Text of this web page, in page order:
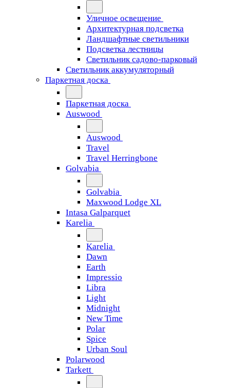
Уличное освещение
Архитектурная подсветка
Ландшафтные светильники
Подсветка лестницы
Светильник садово-парковый
Светильник аккумуляторный
Паркетная доска
Паркетная доска
Auswood
Auswood
Travel
Travel Herringbone
Golvabia
Golvabia
Maxwood Lodge XL
Intasa Galparquet
Karelia
Karelia
Dawn
Earth
Impressio
Libra
Light
Midnight
New Time
Polar
Spice
Urban Soul
Polarwood
Tarkett